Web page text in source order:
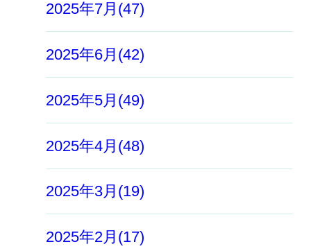
2025年7月(47)
2025年6月(42)
2025年5月(49)
2025年4月(48)
2025年3月(19)
2025年2月(17)